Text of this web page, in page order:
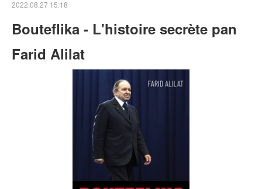
2022.08.27 15:18
Bouteflika - L'histoire secrète pan
Farid Alilat